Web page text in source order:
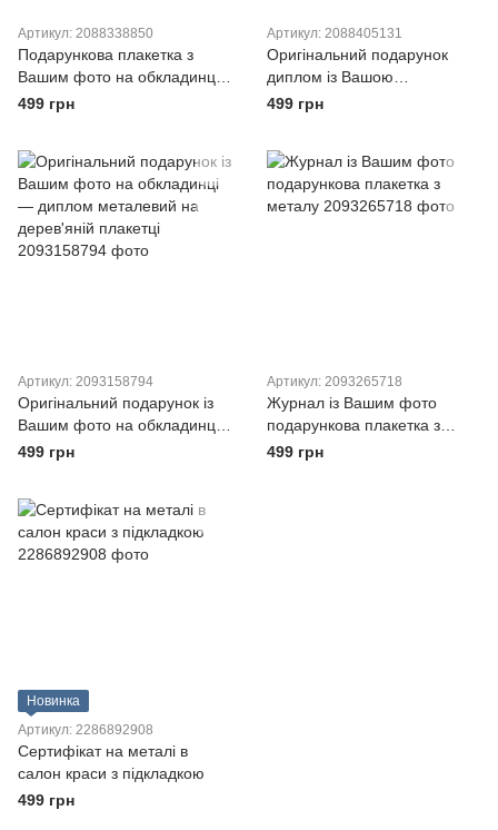
Артикул: 2088338850
Подарункова плакетка з
Вашим фото на обкладинці
журналу — металевий
499 грн
Артикул: 2088405131
Оригінальний подарунок
диплом із Вашою
фотографією на обкладинці
499 грн
Артикул: 2093158794
Оригінальний подарунок із
Вашим фото на обкладинці
— диплом металевий на
499 грн
Артикул: 2093265718
Журнал із Вашим фото
подарункова плакетка з
металу
499 грн
Новинка
Артикул: 2286892908
Сертифікат на металі в
салон краси з підкладкою
499 грн